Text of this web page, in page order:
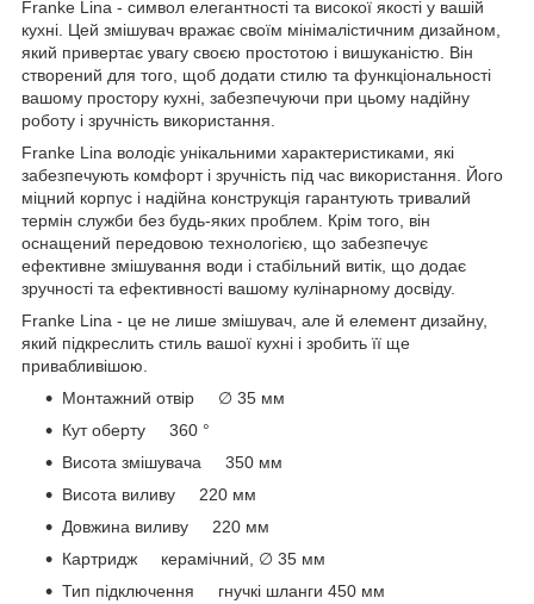
Franke Lina - символ елегантності та високої якості у вашій
кухні. Цей змішувач вражає своїм мінімалістичним дизайном,
який привертає увагу своєю простотою і вишуканістю. Він
створений для того, щоб додати стилю та функціональності
вашому простору кухні, забезпечуючи при цьому надійну
роботу і зручність використання.
Franke Lina володіє унікальними характеристиками, які
забезпечують комфорт і зручність під час використання. Його
міцний корпус і надійна конструкція гарантують тривалий
термін служби без будь-яких проблем. Крім того, він
оснащений передовою технологією, що забезпечує
ефективне змішування води і стабільний витік, що додає
зручності та ефективності вашому кулінарному досвіду.
Franke Lina - це не лише змішувач, але й елемент дизайну,
який підкреслить стиль вашої кухні і зробить її ще
привабливішою.
Монтажний отвір ∅ 35 мм
Кут оберту 360 °
Висота змішувача 350 мм
Висота виливу 220 мм
Довжина виливу 220 мм
Картридж керамічний, ∅ 35 мм
Тип підключення гнучкі шланги 450 мм